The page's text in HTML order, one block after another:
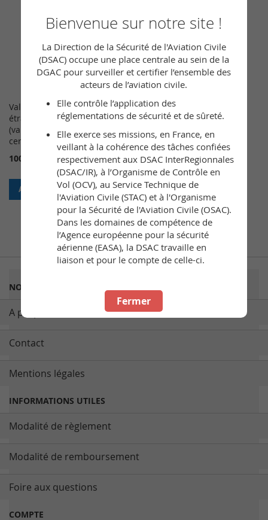
Validation d’un certificat
étranger - MTOW > 5,7 t
(validation of a foreign
certificate)
100,00 €
Ajouter au panier
Validation d’un certificat
étranger - MTOW < 5,7
t(validation of a foreign
certificate)
50,00 €
Ajouter au panier
NOUS CONNAITRE
A propos de nous
Contact
Mentions légales
INFORMATIONS UTILES
Modalité de règlement
Modalité de remboursement
Foire aux questions
COMPTE
Bienvenue sur notre site !
La Direction de la Sécurité de l'Aviation Civile
(DSAC) occupe une place centrale au sein de la
DGAC pour surveiller et certifier l’ensemble des
acteurs de l’aviation civile.
Elle contrôle l’application des
réglementations de sécurité et de sûreté.
Elle exerce ses missions, en France, en
veillant à la cohérence des tâches confiées
respectivement aux DSAC InterRegionnales
(DSAC/IR), à l’Organisme de Contrôle en
Vol (OCV), au Service Technique de
l'Aviation Civile (STAC) et à l'Organisme
pour la Sécurité de l'Aviation Civile (OSAC).
Dans les domaines de compétence de
l’Agence européenne pour la sécurité
aérienne (EASA), la DSAC travaille en
liaison et pour le compte de celle-ci.
Fermer